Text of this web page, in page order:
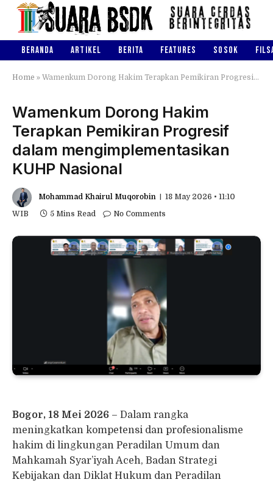
BERANDA ARTIKEL BERITA FEATURES SOSOK
Home » Wamenkum Dorong Hakim Terapkan Pemikiran Progresif dalam mengimplementasikan KUHP Nasional
Wamenkum Dorong Hakim
Terapkan Pemikiran Progresif
dalam mengimplementasikan
KUHP Nasional
Mohammad Khairul Muqorobin
18 May 2026 • 11:10
WIB
5 Mins Read No Comments
Bogor, 18 Mei 2026 – Dalam rangka
meningkatkan kompetensi dan profesionalisme
hakim di lingkungan Peradilan Umum dan
Mahkamah Syar’iyah Aceh, Badan Strategi
Kebijakan dan Diklat Hukum dan Peradilan